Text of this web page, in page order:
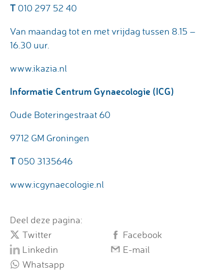
T 010 297 52 40
Van maandag tot en met vrijdag tussen 8.15 –
16.30 uur.
www.ikazia.nl
Informatie Centrum Gynaecologie (ICG)
Oude Boteringestraat 60
9712 GM Groningen
T 050 3135646
www.icgynaecologie.nl
Deel deze pagina:
Twitter
Facebook
Linkedin
E-mail
Whatsapp